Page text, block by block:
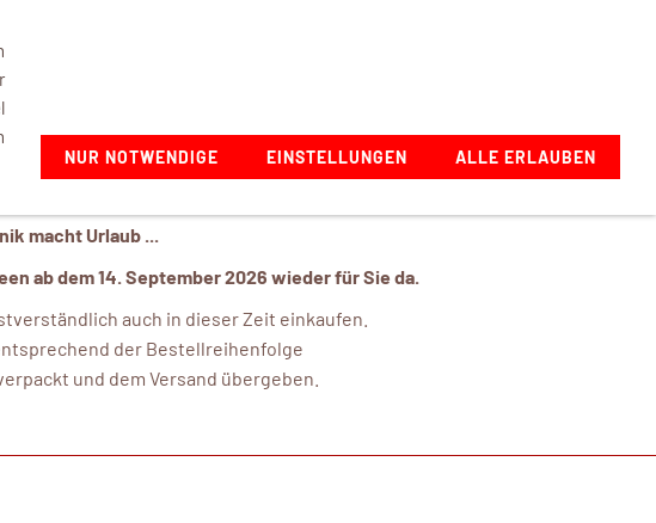
macht Urlaub ...
ab dem 14. September 2026 wieder für Sie da.
auch in dieser Zeit einkaufen.
der Bestellreihenfolge
und dem Versand übergeben.
NUR NOTWENDIGE EINSTELLUNGEN ALLE ERLAUBEN